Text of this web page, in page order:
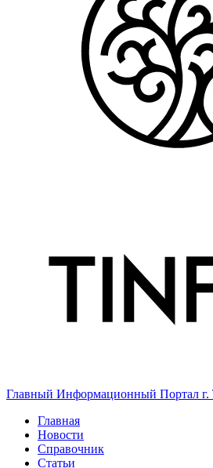
Главный Информационный Портал г.
Главная
Новости
Справочник
Статьи